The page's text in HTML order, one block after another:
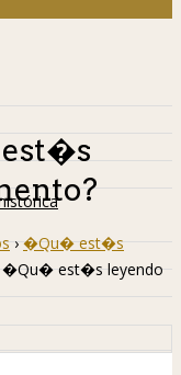
› �Qu� est�s
�Qu� est�s leyendo